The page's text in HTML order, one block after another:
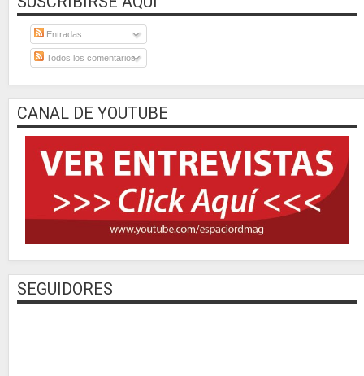
Entradas
Todos los comentarios
CANAL DE YOUTUBE
SEGUIDORES